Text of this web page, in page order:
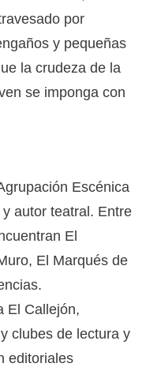
por
y pequeñas
la crudeza de la
se imponga con
Escénica
autor teatral. Entre
El
El Marqués de
El Callejón,
clubes de lectura y
editoriales